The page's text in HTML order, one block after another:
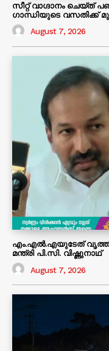
സീറ്റ് വാഗ്ദാനം ചെയ്ത്
ഗാന്ധിയുടെ വസതിക്ക്
August 7, 2026
എം.എൽ.എയുടേത്
മന്ത്രി പി.സി. വിഷ്ണുനാഥ്
August 7, 2026